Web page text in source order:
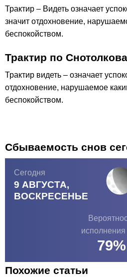
Трактир – Видеть означает
значит отдохновение,
беспокойством.
Трактир по
Трактир видеть – означает
отдохновение, нарушаемое
беспокойством.
Сбываемость снов
Сегодня
9 АВГУСТА,
ВОСКРЕСЕНЬЕ
исполнения
79%
Похожие статьи